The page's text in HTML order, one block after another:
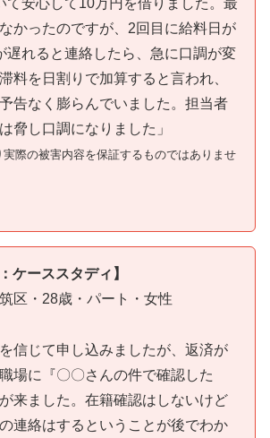
かったのですが、2回目に給料日が
遅れると連絡したら、急に口調が変
料を日割りで加算すると言われ、
告なく膨らんでいました。担当者
脅し口調になりました」
際の被害内容を保証するものではありませ
ケーススタディ】
区・28歳・パート・女性
信じて申し込みましたが、返済が
場に『〇〇さんの件で確認した
来ました。在籍確認はしないけど
連絡はするということが後でわか